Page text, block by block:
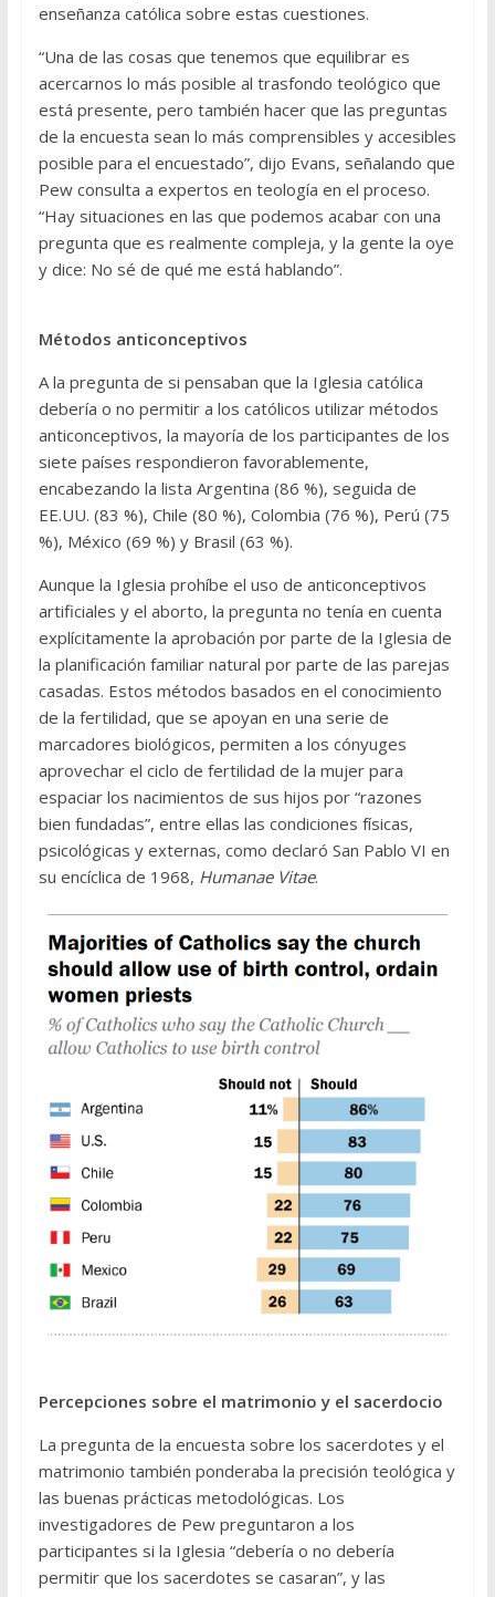
enseñanza católica sobre estas cuestiones.
“Una de las cosas que tenemos que equilibrar es
acercarnos lo más posible al trasfondo teológico que
está presente, pero también hacer que las preguntas
de la encuesta sean lo más comprensibles y accesibles
posible para el encuestado”, dijo Evans, señalando que
Pew consulta a expertos en teología en el proceso.
“Hay situaciones en las que podemos acabar con una
pregunta que es realmente compleja, y la gente la oye
y dice: No sé de qué me está hablando”.
Métodos anticonceptivos
A la pregunta de si pensaban que la Iglesia católica
debería o no permitir a los católicos utilizar métodos
anticonceptivos, la mayoría de los participantes de los
siete países respondieron favorablemente,
encabezando la lista Argentina (86 %), seguida de
EE.UU. (83 %), Chile (80 %), Colombia (76 %), Perú (75
%), México (69 %) y Brasil (63 %).
Aunque la Iglesia prohíbe el uso de anticonceptivos
artificiales y el aborto, la pregunta no tenía en cuenta
explícitamente la aprobación por parte de la Iglesia de
la planificación familiar natural por parte de las parejas
casadas. Estos métodos basados en el conocimiento
de la fertilidad, que se apoyan en una serie de
marcadores biológicos, permiten a los cónyuges
aprovechar el ciclo de fertilidad de la mujer para
espaciar los nacimientos de sus hijos por “razones
bien fundadas”, entre ellas las condiciones físicas,
psicológicas y externas, como declaró San Pablo VI en
su encíclica de 1968, Humanae Vitae.
Percepciones sobre el matrimonio y el sacerdocio
La pregunta de la encuesta sobre los sacerdotes y el
matrimonio también ponderaba la precisión teológica y
las buenas prácticas metodológicas. Los
investigadores de Pew preguntaron a los
participantes si la Iglesia “debería o no debería
permitir que los sacerdotes se casaran”, y las